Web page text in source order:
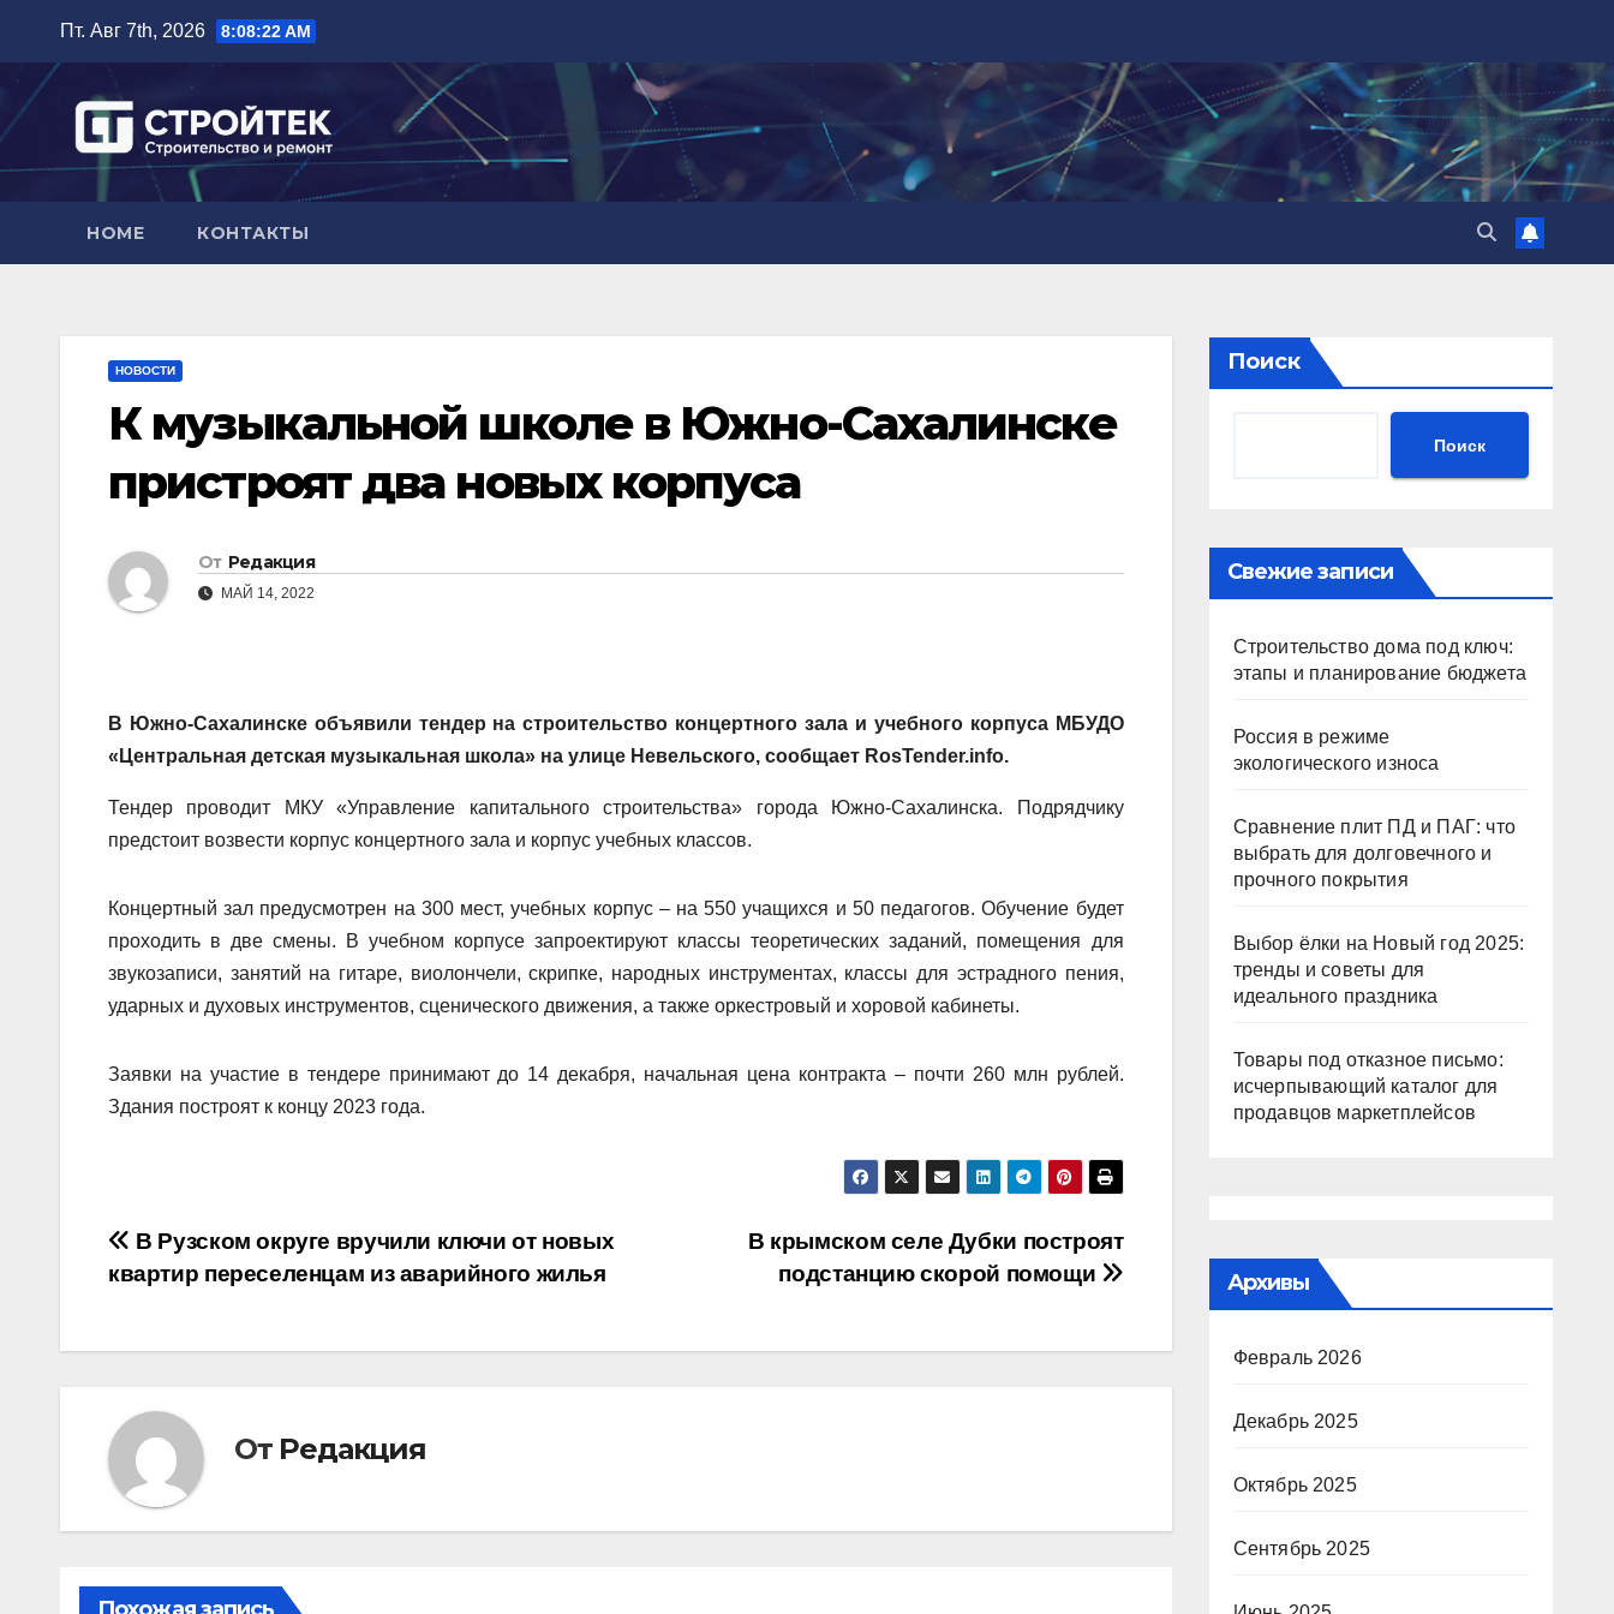
содержимому
Пт. Авг 7th, 2026 8:08:23 AM
HOME КОНТАКТЫ
НОВОСТИ
К музыкальной школе в Южно-Сахалинске
пристроят два новых корпуса
От Редакция
МАЙ 14, 2022
В Южно-Сахалинске объявили тендер на строительство концертного зала и учебного корпуса МБУДО
«Центральная детская музыкальная школа» на улице Невельского, сообщает RosTender.info.
Тендер проводит МКУ «Управление капитального строительства» города Южно-Сахалинска. Подрядчику
предстоит возвести корпус концертного зала и корпус учебных классов.
Концертный зал предусмотрен на 300 мест, учебных корпус – на 550 учащихся и 50 педагогов. Обучение будет
проходить в две смены. В учебном корпусе запроектируют классы теоретических заданий, помещения для
звукозаписи, занятий на гитаре, виолончели, скрипке, народных инструментах, классы для эстрадного пения,
ударных и духовых инструментов, сценического движения, а также оркестровый и хоровой кабинеты.
Заявки на участие в тендере принимают до 14 декабря, начальная цена контракта – почти 260 млн рублей.
Здания построят к концу 2023 года.
Навигация
по
записям
В крымском селе Дубки построят
подстанцию скорой помощи
В Рузском округе вручили ключи от новых
квартир переселенцам из аварийного жилья
От Редакция
Поиск
Поиск
Свежие записи
Строительство дома под ключ:
этапы и планирование бюджета
Россия в режиме
экологического износа
Сравнение плит ПД и ПАГ: что
выбрать для долговечного и
прочного покрытия
Выбор ёлки на Новый год 2025:
тренды и советы для
идеального праздника
Товары под отказное письмо:
исчерпывающий каталог для
продавцов маркетплейсов
Архивы
Февраль 2026
Декабрь 2025
Октябрь 2025
Сентябрь 2025